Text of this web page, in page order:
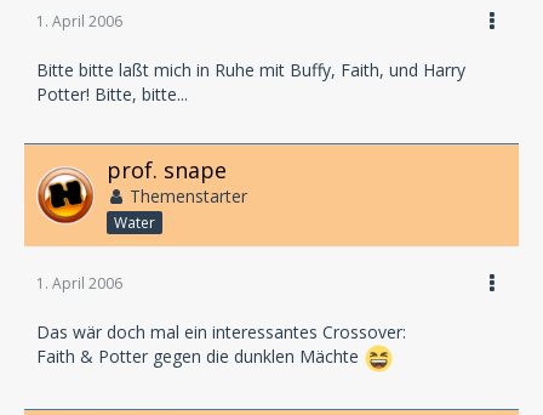
1. April 2006
Bitte bitte laßt mich in Ruhe mit Buffy, Faith, und Harry
Potter! Bitte, bitte...
prof. snape
Themenstarter
Water
1. April 2006
Das wär doch mal ein interessantes Crossover:
Faith & Potter gegen die dunklen Mächte